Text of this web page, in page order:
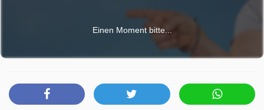
Einen Moment bitte...